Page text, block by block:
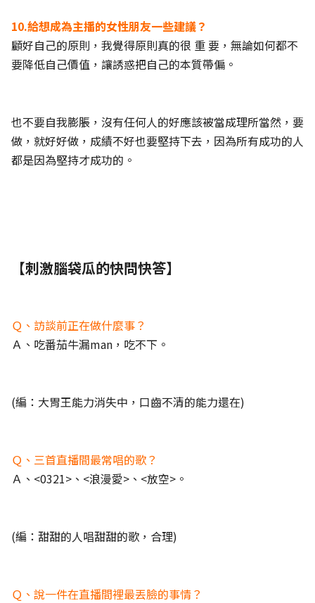
10.給想成為主播的女性朋友一些建議？
顧好自己的原則，我覺得原則真的很 重 要，無論如何都不
要降低自己價值，讓誘惑把自己的本質帶偏。
也不要自我膨脹，沒有任何人的好應該被當成理所當然，要
做，就好好做，成績不好也要堅持下去，因為所有成功的人
都是因為堅持才成功的。
【刺激腦袋瓜的快問快答】
Ｑ、訪談前正在做什麼事？
Ａ、吃番茄牛漏man，吃不下。
(編：大胃王能力消失中，口齒不清的能力還在)
Ｑ、三首直播間最常唱的歌？
Ａ、<0321>、<浪漫愛>、<放空>。
(編：甜甜的人唱甜甜的歌，合理)
Ｑ、說一件在直播間裡最丟臉的事情？